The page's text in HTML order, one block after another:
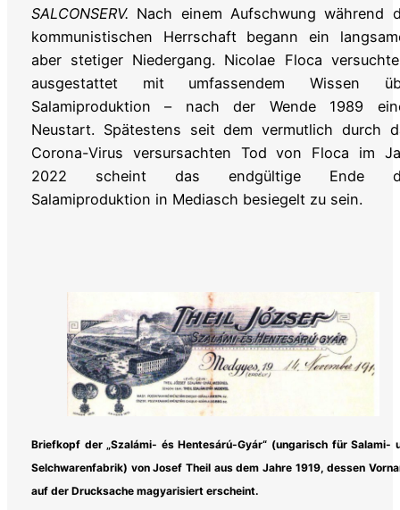
SALCONSERV. Nach einem Aufschwung während
kommunistischen Herrschaft begann ein
aber stetiger Niedergang. Nicolae Floca
ausgestattet mit umfassendem Wissen
Salamiproduktion – nach der Wende 1989
Neustart. Spätestens seit dem vermutlich durch
Corona-Virus versursachten Tod von Floca im
2022 scheint das endgültige Ende
Salamiproduktion in Mediasch besiegelt zu sein.
Briefkopf der „Szalámi- és Hentesárú-Gyár“ (ungarisch für Salami-
Selchwarenfabrik) von Josef Theil aus dem Jahre 1919, dessen
auf der Drucksache magyarisiert erscheint.